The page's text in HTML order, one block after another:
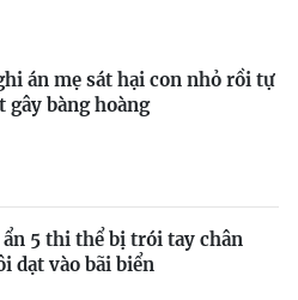
án mẹ sát hại con nhỏ rồi tự
gây bàng hoàng
5 thi thể bị trói tay chân
dạt vào bãi biển